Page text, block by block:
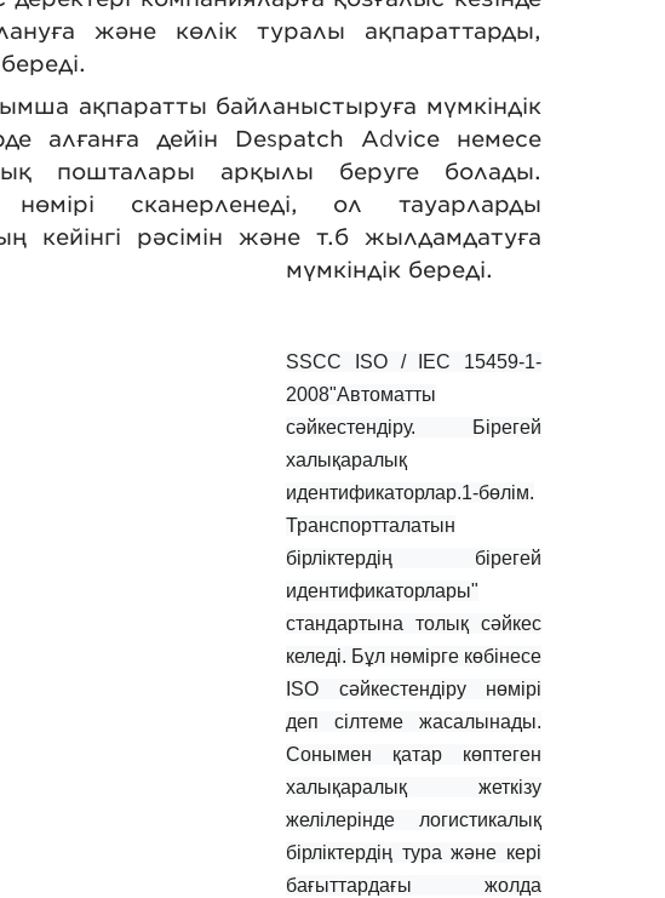
және көлік туралы ақпараттарды,
ақпаратты байланыстыруға мүмкіндік
алғанға дейін Despatch Advice немесе
пошталары арқылы беруге болады.
сканерленеді, ол тауарларды
кейінгі рәсімін және т.б жылдамдатуға
мүмкіндік береді.
SSCC ISO / IEC 15459-1-
2008"Автоматты
сәйкестендіру. Бірегей
халықаралық
идентификаторлар.1-бөлім.
Транспортталатын
бірліктердің бірегей
идентификаторлары"
стандартына толық сәйкес
келеді. Бұл нөмірге көбінесе
ISO сәйкестендіру нөмірі
деп сілтеме жасалынады.
Сонымен қатар көптеген
халықаралық жеткізу
желілерінде логистикалық
бірліктердің тура және кері
бағыттардағы жолда